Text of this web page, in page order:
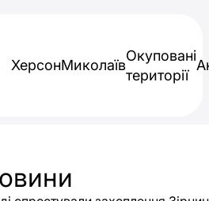
ХерсонМиколаїв
Окуповані
території